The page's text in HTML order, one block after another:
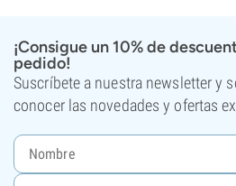
¡Consigue un 10% de
pedido!
Suscríbete a nuestra newsletter y
conocer las novedades y ofertas